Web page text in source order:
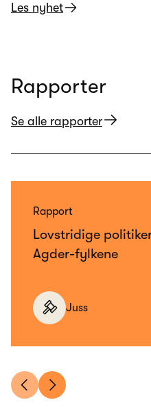
Les nyhet
Rapporter
Se alle rapporter
Rapport
Lovstridige
Agder-fylkene
Juss